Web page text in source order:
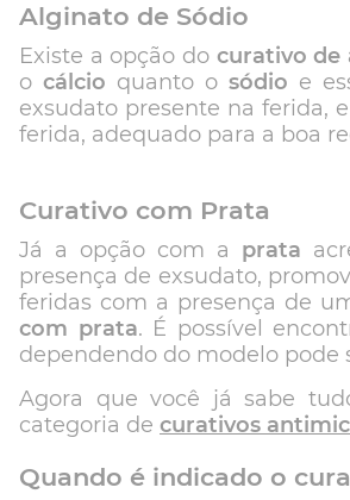
Alginato de Sódio
Existe a opção do curativo de
o cálcio quanto o sódio e
exsudato presente na ferida,
ferida, adequado para a boa
Curativo com Prata
Já a opção com a prata
presença de exsudato,
feridas com a presença de
com prata. É possível
dependendo do modelo pode
Agora que você já sabe
categoria de curativos
Quando é indicado o